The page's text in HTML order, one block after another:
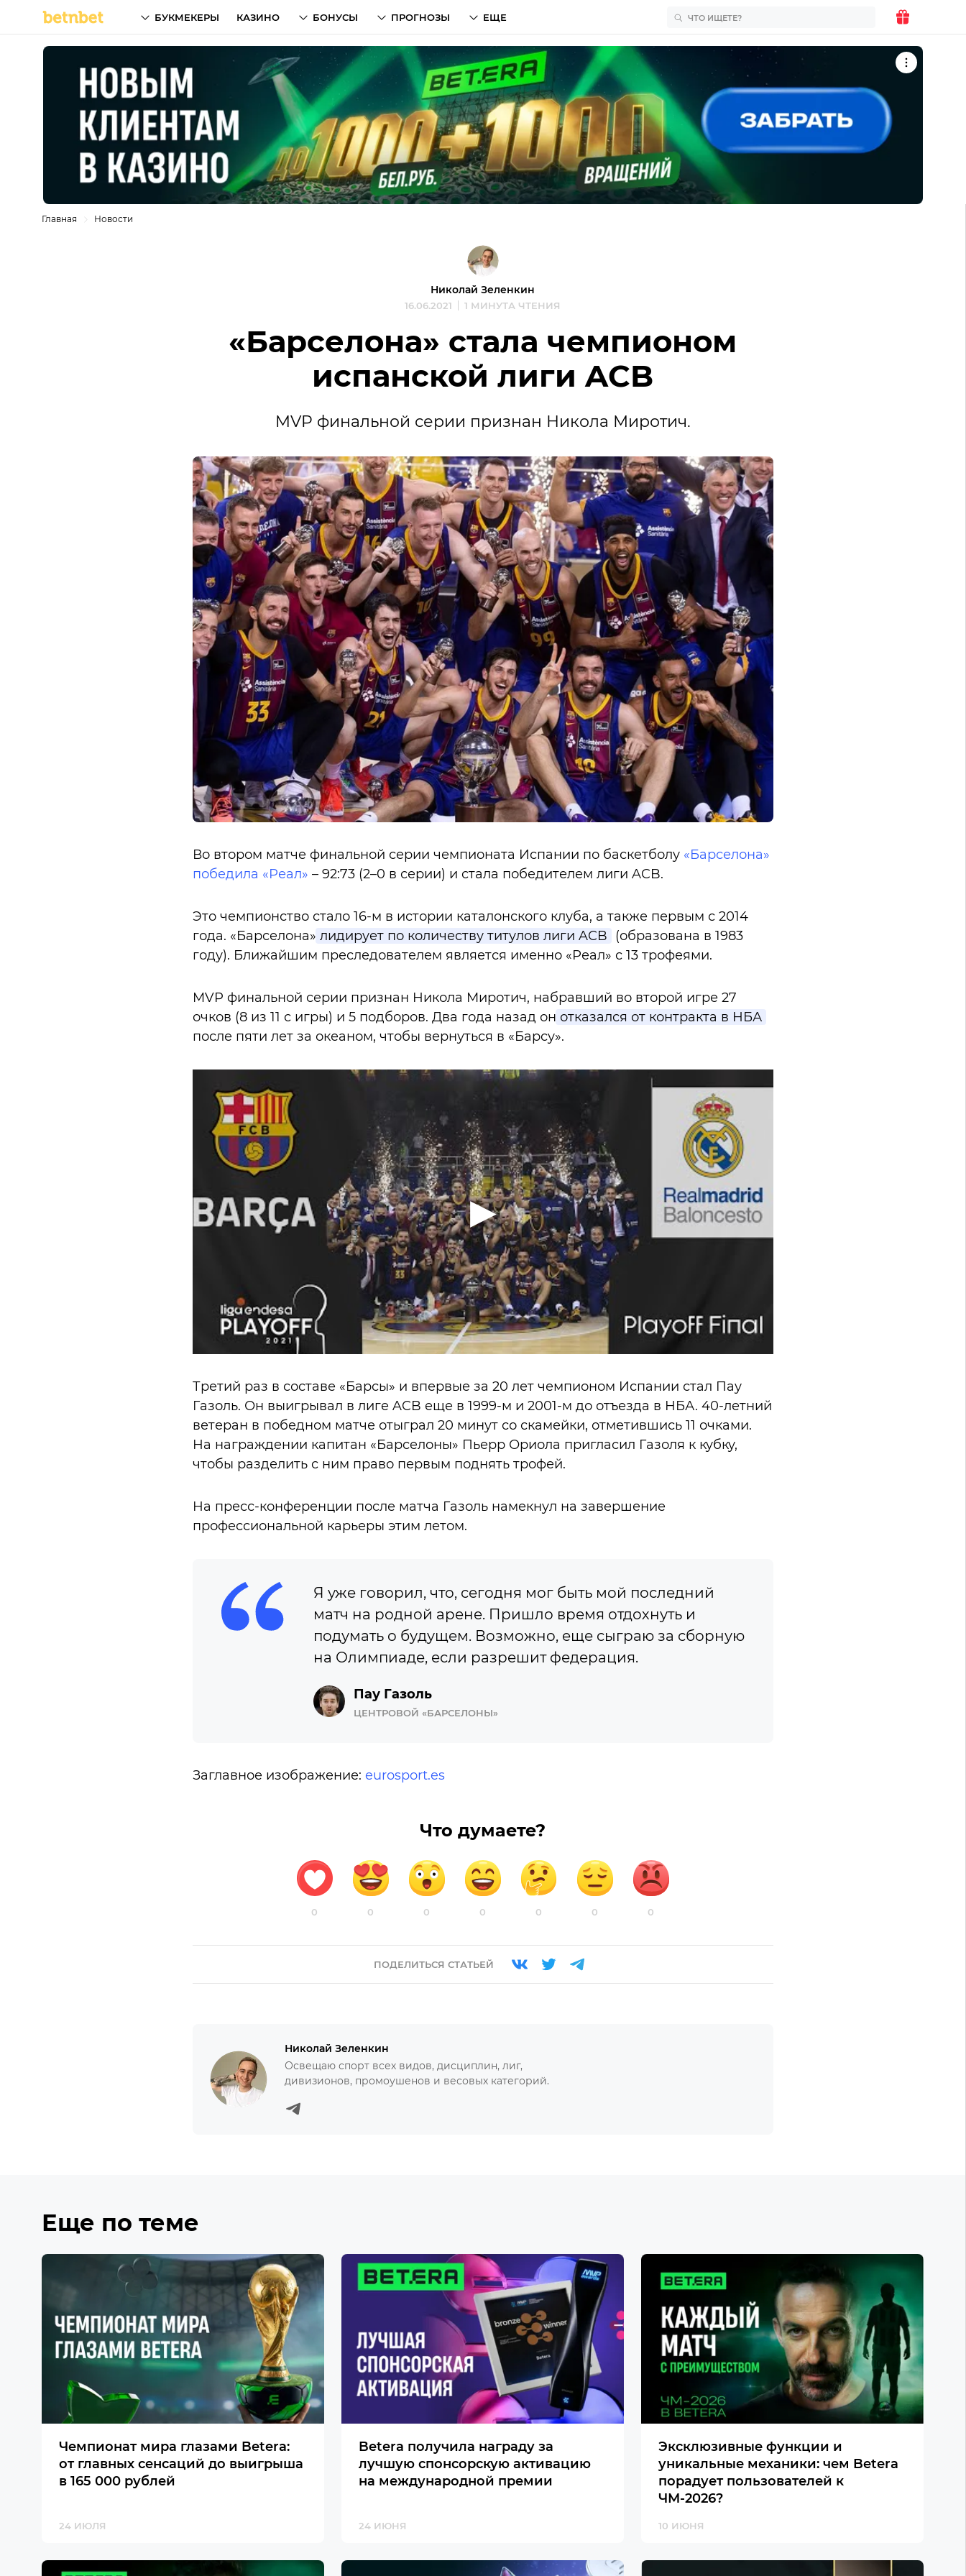
БУКМЕКЕРЫ КАЗИНО БОНУСЫ ПРОГНОЗЫ ЕЩЕ
Главная Новости
Николай Зеленкин
16.06.2021 1 МИНУТА ЧТЕНИЯ
«Барселона» стала чемпионом
испанской лиги ACB
MVP финальной серии признан Никола Миротич.
Во втором матче финальной серии чемпионата Испании по баскетболу «Барселона»
победила «Реал» – 92:73 (2–0 в серии) и стала победителем лиги ACB.
Это чемпионство стало 16-м в истории каталонского клуба, а также первым с 2014
года. «Барселона» лидирует по количеству титулов лиги ACB (образована в 1983
году). Ближайшим преследователем является именно «Реал» с 13 трофеями.
MVP финальной серии признан Никола Миротич, набравший во второй игре 27
очков (8 из 11 с игры) и 5 подборов. Два года назад он отказался от контракта в НБА
после пяти лет за океаном, чтобы вернуться в «Барсу».
Третий раз в составе «Барсы» и впервые за 20 лет чемпионом Испании стал Пау
Газоль. Он выигрывал в лиге ACB еще в 1999-м и 2001-м до отъезда в НБА. 40-летний
ветеран в победном матче отыграл 20 минут со скамейки, отметившись 11 очками.
На награждении капитан «Барселоны» Пьерр Ориола пригласил Газоля к кубку,
чтобы разделить с ним право первым поднять трофей.
На пресс-конференции после матча Газоль намекнул на завершение
профессиональной карьеры этим летом.
Я уже говорил, что, сегодня мог быть мой последний
матч на родной арене. Пришло время отдохнуть и
подумать о будущем. Возможно, еще сыграю за сборную
на Олимпиаде, если разрешит федерация.
Пау Газоль
ЦЕНТРОВОЙ «БАРСЕЛОНЫ»
Заглавное изображение: eurosport.es
Что думаете?
0 0 0 0 0 0 0
ПОДЕЛИТЬСЯ СТАТЬЕЙ
Николай Зеленкин
Освещаю спорт всех видов, дисциплин, лиг,
дивизионов, промоушенов и весовых категорий.
Еще по теме
Чемпионат мира глазами Betera:
от главных сенсаций до выигрыша
в 165 000 рублей
24 ИЮЛЯ
Betera получила награду за
лучшую спонсорскую активацию
на международной премии
24 ИЮНЯ
Эксклюзивные функции и
уникальные механики: чем Betera
порадует пользователей к
ЧМ-2026?
10 ИЮНЯ